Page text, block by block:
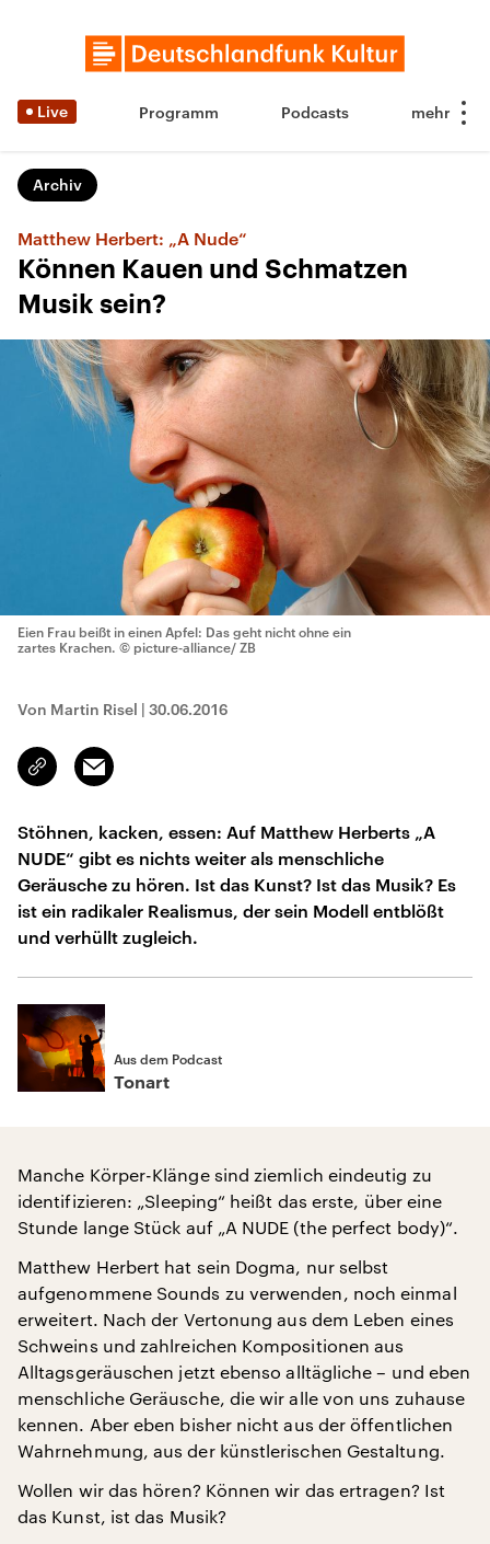
Live Programm Podcasts
Archiv
Matthew Herbert: „A Nude“
Können Kauen und Schmatzen
Musik sein?
Eien Frau beißt in einen Apfel: Das geht nicht ohne ein
zartes Krachen. © picture-alliance/ ZB
Von Martin Risel | 30.06.2016
Link
kopieren/teilen
Email
Stöhnen, kacken, essen: Auf Matthew Herberts „A
NUDE“ gibt es nichts weiter als menschliche
Geräusche zu hören. Ist das Kunst? Ist das Musik? Es
ist ein radikaler Realismus, der sein Modell entblößt
und verhüllt zugleich.
Aus dem Podcast
Tonart
Manche Körper-Klänge sind ziemlich eindeutig zu
identifizieren: „Sleeping“ heißt das erste, über eine
Stunde lange Stück auf „A NUDE (the perfect body)“.
Matthew Herbert hat sein Dogma, nur selbst
aufgenommene Sounds zu verwenden, noch einmal
erweitert. Nach der Vertonung aus dem Leben eines
Schweins und zahlreichen Kompositionen aus
Alltagsgeräuschen jetzt ebenso alltägliche – und eben
menschliche Geräusche, die wir alle von uns zuhause
kennen. Aber eben bisher nicht aus der öffentlichen
Wahrnehmung, aus der künstlerischen Gestaltung.
Wollen wir das hören? Können wir das ertragen? Ist
das Kunst, ist das Musik?